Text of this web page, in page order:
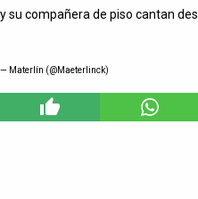
y su compañera de piso cantan
— Materlín (@Maeterlinck)